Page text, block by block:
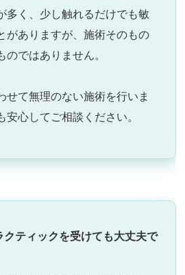
多く、少し触れるだけでも敏
がありますが、施術そのもの
のではありません。
せて無理のない施術を行いま
安心してご相談ください。